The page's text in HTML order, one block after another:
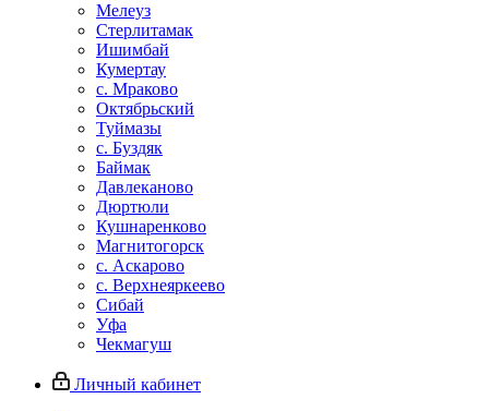
Мелеуз
Стерлитамак
Ишимбай
Кумертау
c. Мраково
Октябрьский
Туймазы
c. Буздяк
Баймак
Давлеканово
Дюртюли
Кушнаренково
Магнитогорск
с. Аскарово
с. Верхнеяркеево
Сибай
Уфа
Чекмагуш
Личный кабинет